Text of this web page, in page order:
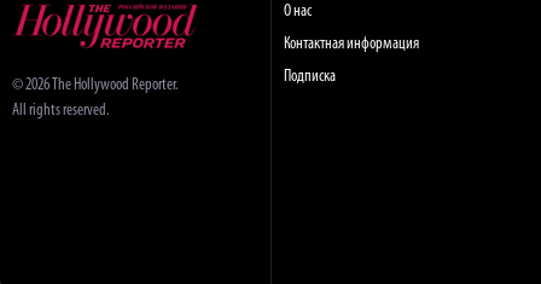
© 2026 The Hollywood Reporter.
All rights reserved.
О нас
Контактная информация
Подписка